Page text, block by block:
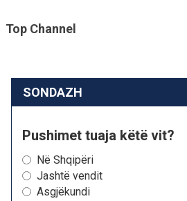
Top Channel
SONDAZH
Pushimet tuaja këtë vit?
Në Shqipëri
Jashtë vendit
Asgjëkundi